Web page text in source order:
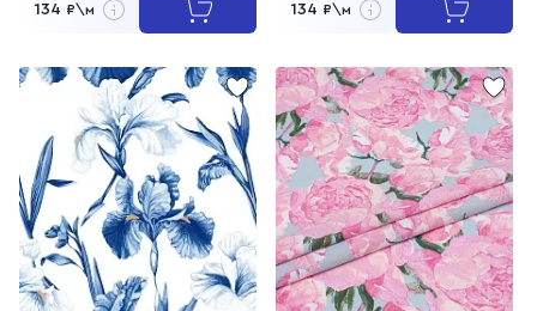
134 ₽\м 134 ₽\м